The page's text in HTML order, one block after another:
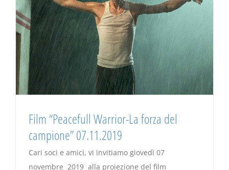
Film “Peacefull Warrior-La forza del
campione” 07.11.2019
Cari soci e amici, vi invitiamo giovedì 07
novembre 2019 alla proiezione del film